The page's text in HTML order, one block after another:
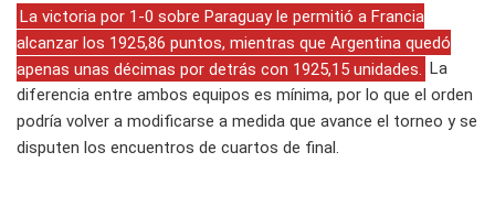
La victoria por 1-0 sobre Paraguay le permitió a Francia
alcanzar los 1925,86 puntos, mientras que Argentina quedó
apenas unas décimas por detrás con 1925,15 unidades.
La
diferencia entre ambos equipos es mínima, por lo que el orden
podría volver a modificarse a medida que avance el torneo y se
disputen los encuentros de cuartos de final.